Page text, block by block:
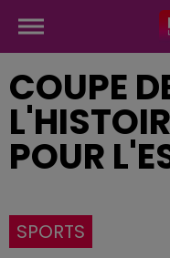
COUPE
POUR
SPORTS